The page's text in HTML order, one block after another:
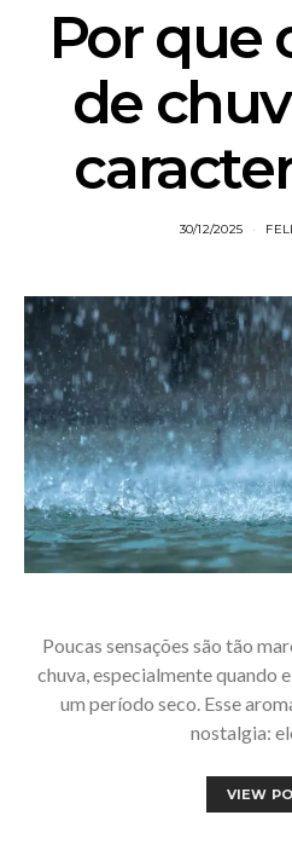
Por que
de
30/12/2025
Poucas sensações são tão
chuva, especialmente quando
um período seco. Esse
nostalgia:
VIEW